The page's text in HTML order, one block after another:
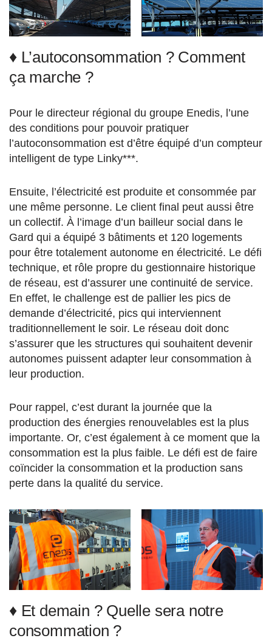
♦ L’autoconsommation ? Comment
ça marche ?
Pour le directeur régional du groupe Enedis, l’une
des conditions pour pouvoir pratiquer
l’autoconsommation est d’être équipé d’un compteur
intelligent de type Linky***.
Ensuite, l’électricité est produite et consommée par
une même personne. Le client final peut aussi être
un collectif. À l’image d’un bailleur social dans le
Gard qui a équipé 3 bâtiments et 120 logements
pour être totalement autonome en électricité. Le défi
technique, et rôle propre du gestionnaire historique
de réseau, est d’assurer une continuité de service.
En effet, le challenge est de pallier les pics de
demande d’électricité, pics qui interviennent
traditionnellement le soir. Le réseau doit donc
s’assurer que les structures qui souhaitent devenir
autonomes puissent adapter leur consommation à
leur production.
Pour rappel, c’est durant la journée que la
production des énergies renouvelables est la plus
importante. Or, c’est également à ce moment que la
consommation est la plus faible. Le défi est de faire
coïncider la consommation et la production sans
perte dans la qualité du service.
♦ Et demain ? Quelle sera notre
consommation ?